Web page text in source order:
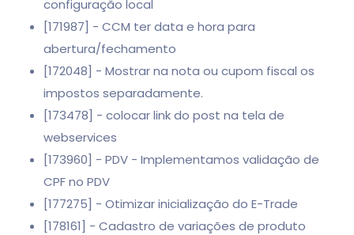
configuração local
[171987] - CCM ter data e hora para
abertura/fechamento
[172048] - Mostrar na nota ou cupom fiscal os
impostos separadamente.
[173478] - colocar link do post na tela de
webservices
[173960] - PDV - Implementamos validação de
CPF no PDV
[177275] - Otimizar inicialização do E-Trade
[178161] - Cadastro de variações de produto